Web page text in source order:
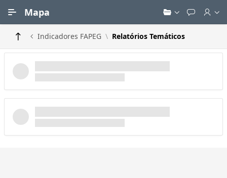
Mapa
Indicadores FAPEG Relatórios Temáticos